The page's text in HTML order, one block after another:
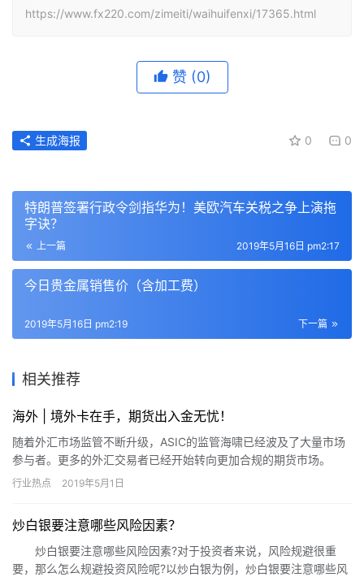
https://www.fx220.com/zimeiti/waihuifenxi/17365.html
赞 (0)
0 0
生成海报
特朗普签署行政令剑指华为！美欧汽车关税之争上演拖
字诀？
上一篇 2019年5月16日 pm2:17
今日贵金属销售价（含加工费）
下一篇
2019年5月16日 pm2:19
相关推荐
海外 | 境外卡在手，期货出入金无忧！
随着外汇市场监管不断升级，ASIC的监管海啸已经波及了大量市场
参与者。更多的外汇交易者已经开始转向更加合规的期货市场。
行业热点 2019年5月1日
炒白银要注意哪些风险因素？
炒白银要注意哪些风险因素?对于投资者来说，风险规避很重
要，那么怎么规避投资风险呢?以炒白银为例，炒白银要注意哪些风